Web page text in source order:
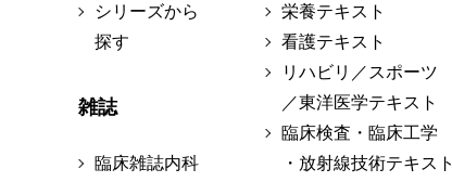
シリーズから
探す
雑誌
臨床雑誌内科
栄養テキスト
看護テキスト
リハビリ／スポーツ
／東洋医学テキスト
臨床検査・臨床工学
・放射線技術テキスト